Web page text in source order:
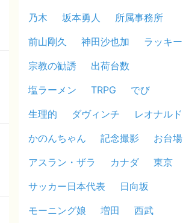
乃木
坂本勇人
所属事務所
前山剛久
神田沙也加
ラッキー
宗教の勧誘
出荷台数
塩ラーメン
TRPG
でび
生理的
ダヴィンチ
レオナルド
かのんちゃん
記念撮影
お台場
アスラン・ザラ
カナダ
東京
サッカー日本代表
日向坂
モーニング娘
増田 西武